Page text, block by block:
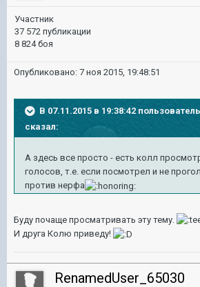
Участник
37 572 публикации
8 824 боя
Опубликовано: 7 ноя 2015, 19:48:51
В 07.11.2015 в 19:38:42
сказал:
А здесь все просто - есть колл
голосов, т.е. если посмотрел и не
против нерфа
Буду почаще просматривать эту тему.
И друга Колю приведу!
RenamedUser_65030